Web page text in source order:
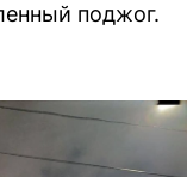
поджог.